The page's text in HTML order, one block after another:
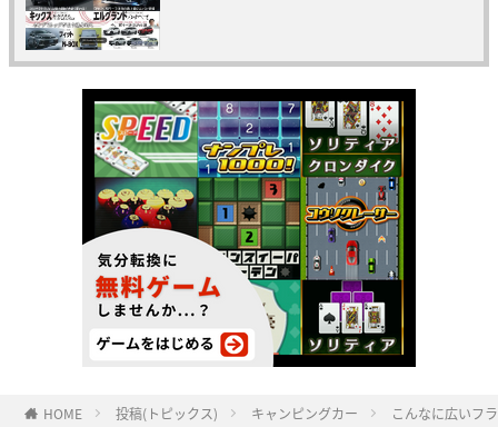
HOME 投稿(トピックス) キャンピングカー こんなに広いフ